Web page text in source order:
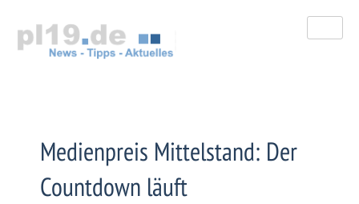
springen
Medienpreis Mittelstand: Der
Countdown läuft